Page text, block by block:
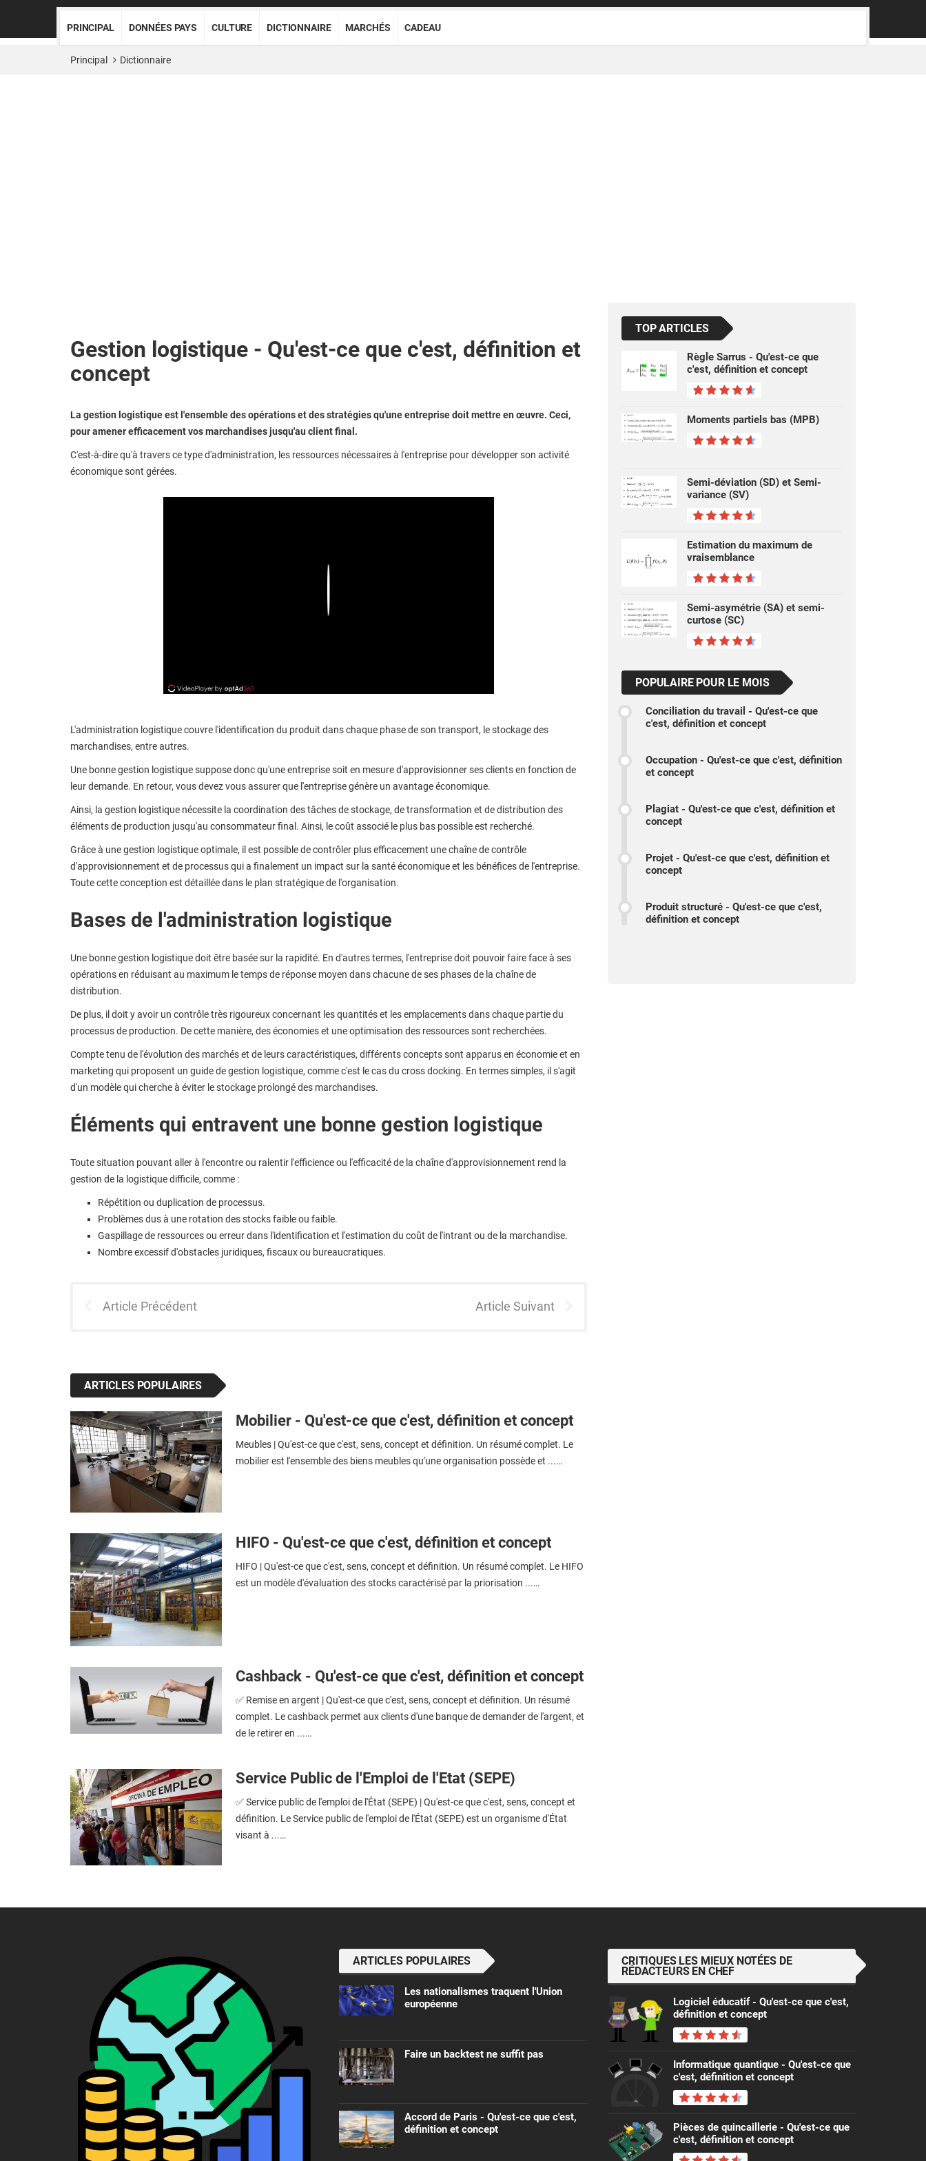
PRINCIPAL DONNÉES PAYS CULTURE DICTIONNAIRE MARCHÉS CADEAU
Principal Dictionnaire
Gestion logistique - Qu'est-ce que c'est, définition et
concept
La gestion logistique est l'ensemble des opérations et des stratégies qu'une entreprise doit mettre en œuvre. Ceci,
pour amener efficacement vos marchandises jusqu'au client final.
C'est-à-dire qu'à travers ce type d'administration, les ressources nécessaires à l'entreprise pour développer son activité
économique sont gérées.
L'administration logistique couvre l'identification du produit dans chaque phase de son transport, le stockage des
marchandises, entre autres.
Une bonne gestion logistique suppose donc qu'une entreprise soit en mesure d'approvisionner ses clients en fonction de
leur demande. En retour, vous devez vous assurer que l'entreprise génère un avantage économique.
Ainsi, la gestion logistique nécessite la coordination des tâches de stockage, de transformation et de distribution des
éléments de production jusqu'au consommateur final. Ainsi, le coût associé le plus bas possible est recherché.
Grâce à une gestion logistique optimale, il est possible de contrôler plus efficacement une chaîne de contrôle
d'approvisionnement et de processus qui a finalement un impact sur la santé économique et les bénéfices de l'entreprise.
Toute cette conception est détaillée dans le plan stratégique de l'organisation.
Bases de l'administration logistique
Une bonne gestion logistique doit être basée sur la rapidité. En d'autres termes, l'entreprise doit pouvoir faire face à ses
opérations en réduisant au maximum le temps de réponse moyen dans chacune de ses phases de la chaîne de
distribution.
De plus, il doit y avoir un contrôle très rigoureux concernant les quantités et les emplacements dans chaque partie du
processus de production. De cette manière, des économies et une optimisation des ressources sont recherchées.
Compte tenu de l'évolution des marchés et de leurs caractéristiques, différents concepts sont apparus en économie et en
marketing qui proposent un guide de gestion logistique, comme c'est le cas du cross docking. En termes simples, il s'agit
d'un modèle qui cherche à éviter le stockage prolongé des marchandises.
Éléments qui entravent une bonne gestion logistique
Toute situation pouvant aller à l'encontre ou ralentir l'efficience ou l'efficacité de la chaîne d'approvisionnement rend la
gestion de la logistique difficile, comme :
Répétition ou duplication de processus.
Problèmes dus à une rotation des stocks faible ou faible.
Gaspillage de ressources ou erreur dans l'identification et l'estimation du coût de l'intrant ou de la marchandise.
Nombre excessif d'obstacles juridiques, fiscaux ou bureaucratiques.
Article Précédent Article Suivant
ARTICLES POPULAIRES
Mobilier - Qu'est-ce que c'est, définition et concept
Meubles | Qu'est-ce que c'est, sens, concept et définition. Un résumé complet. Le
mobilier est l'ensemble des biens meubles qu'une organisation possède et ...…
HIFO - Qu'est-ce que c'est, définition et concept
HIFO | Qu'est-ce que c'est, sens, concept et définition. Un résumé complet. Le HIFO
est un modèle d'évaluation des stocks caractérisé par la priorisation ...…
Cashback - Qu'est-ce que c'est, définition et concept
✅ Remise en argent | Qu'est-ce que c'est, sens, concept et définition. Un résumé
complet. Le cashback permet aux clients d'une banque de demander de l'argent, et
de le retirer en ...…
Service Public de l'Emploi de l'Etat (SEPE)
✅ Service public de l'emploi de l'État (SEPE) | Qu'est-ce que c'est, sens, concept et
définition. Le Service public de l'emploi de l'État (SEPE) est un organisme d'État
visant à ...…
TOP ARTICLES
Règle Sarrus - Qu'est-ce que
c'est, définition et concept
Moments partiels bas (MPB)
Semi-déviation (SD) et Semi-
variance (SV)
Estimation du maximum de
vraisemblance
Semi-asymétrie (SA) et semi-
curtose (SC)
POPULAIRE POUR LE MOIS
Conciliation du travail - Qu'est-ce que
c'est, définition et concept
Occupation - Qu'est-ce que c'est, définition
et concept
Plagiat - Qu'est-ce que c'est, définition et
concept
Projet - Qu'est-ce que c'est, définition et
concept
Produit structuré - Qu'est-ce que c'est,
définition et concept
ARTICLES POPULAIRES
Les nationalismes traquent l'Union
européenne
Faire un backtest ne suffit pas
Accord de Paris - Qu'est-ce que c'est,
définition et concept
CRITIQUES LES MIEUX NOTÉES DE
RÉDACTEURS EN CHEF
Logiciel éducatif - Qu'est-ce que c'est,
définition et concept
Informatique quantique - Qu'est-ce que
c'est, définition et concept
Pièces de quincaillerie - Qu'est-ce que
c'est, définition et concept